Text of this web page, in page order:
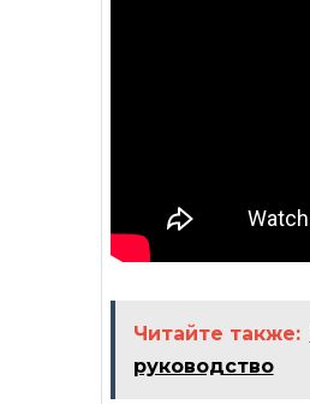
Читайте также:
руководство